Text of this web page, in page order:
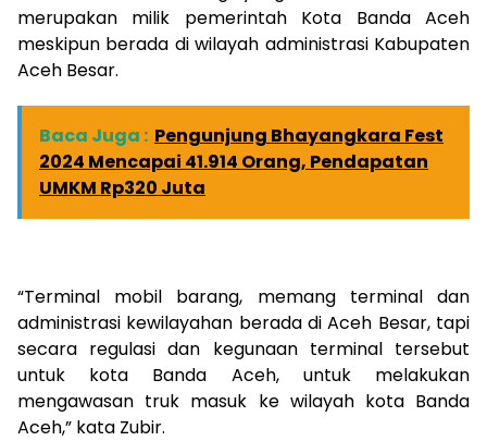
merupakan milik pemerintah Kota Banda Aceh
meskipun berada di wilayah administrasi Kabupaten
Aceh Besar.
Baca Juga : Pengunjung Bhayangkara Fest
2024 Mencapai 41.914 Orang, Pendapatan
UMKM Rp320 Juta
“Terminal mobil barang, memang terminal dan
administrasi kewilayahan berada di Aceh Besar, tapi
secara regulasi dan kegunaan terminal tersebut
untuk kota Banda Aceh, untuk melakukan
mengawasan truk masuk ke wilayah kota Banda
Aceh,” kata Zubir.